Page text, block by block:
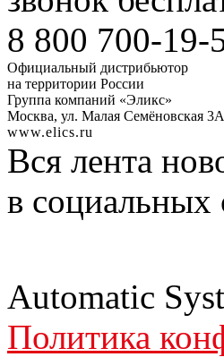
8 800 700-19-
Официальный дистрибьютор
на территории России
Группа компаний «Эликс»
Москва, ул. Малая Семёновская
www.elics.ru
Вся лента
в социальных
Automatic
Политика